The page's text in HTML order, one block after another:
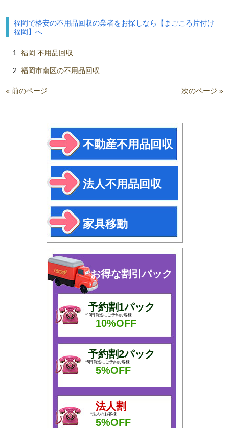
福岡で格安の不用品回収の業者をお探しなら【まごころ片付け
福岡】へ
福岡 不用品回収
福岡市南区の不用品回収
« 前のページ 次のページ »
不動産不用品回収
法人不用品回収
家具移動
お得な割引パック
予約割1パック
*10日前迄にご予約お客様
10%OFF
予約割2パック
*5日前迄にご予約お客様
5%OFF
法人割
*法人のお客様
5%OFF